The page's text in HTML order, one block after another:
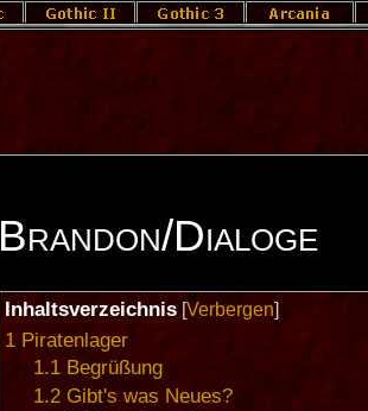
Brandon/Dialoge
Inhaltsverzeichnis[Verbergen]
1 Piratenlager
1.1 Begrüßung
1.2 Gibt's was Neues?